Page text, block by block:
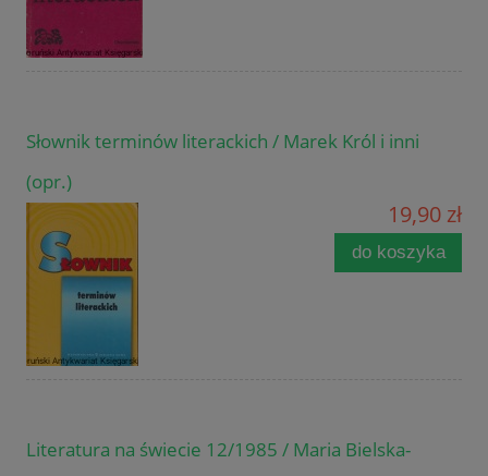
Słownik terminów literackich / Marek Król i inni
(opr.)
19,90 zł
do koszyka
Literatura na świecie 12/1985 / Maria Bielska-